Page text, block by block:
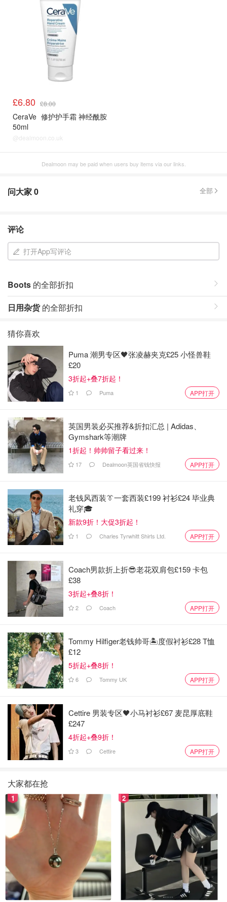
£6.80 £8.00
CeraVe 修护护手霜 神经酰胺
50ml
@dealmoon.co.uk
Dealmoon may be paid when users buy items via our links.
问大家0 全部
评论
打开App写评论
Boots 的全部折扣
日用杂货的全部折扣
猜你喜欢
Puma 潮男专区🖤张凌赫夹克£25 小怪兽鞋
£20
3折起+叠7折起！
1 Puma APP打开
英国男装必买推荐&折扣汇总 | Adidas、
Gymshark等潮牌
1折起！帅帅留子看过来！
17 Dealmoon英国省钱快报 APP打开
老钱风西装👔一套西装£199 衬衫£24 毕业典
礼穿🎓
新款9折！大促3折起！
1 Charles Tyrwhitt Shirts Ltd. APP打开
Coach男款折上折😎老花双肩包£159 卡包
£38
3折起+叠8折！
2 Coach APP打开
Tommy Hilfiger老钱帅哥🏝️度假衬衫£28 T恤
£12
5折起+叠8折！
6 Tommy UK APP打开
Cettire 男装专区🖤小马衬衫£67 麦昆厚底鞋
£247
4折起+叠9折！
3 Cettire APP打开
大家都在抢
1 2